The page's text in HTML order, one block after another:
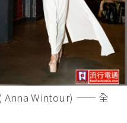
Anna Wintour) —— 全